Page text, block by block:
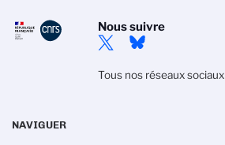
Nous suivre
Tous nos réseaux sociaux
NAVIGUER